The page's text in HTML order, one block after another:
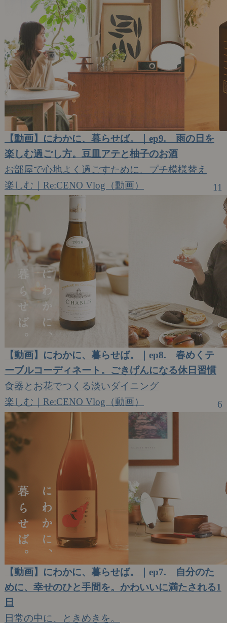
【動画】にわかに、暮らせば。｜ep9. 雨の日を
楽しむ過ごし方。豆皿アテと柚子のお酒
お部屋で心地よく過ごすために、プチ模様替え
楽しむ｜Re:CENO Vlog（動画）
11
【動画】にわかに、暮らせば。｜ep8. 春めくテ
ーブルコーディネート。ごきげんになる休日習慣
食器とお花でつくる淡いダイニング
楽しむ｜Re:CENO Vlog（動画）
6
【動画】にわかに、暮らせば。｜ep7. 自分のた
めに、幸せのひと手間を。かわいいに満たされる1
日
日常の中に、ときめきを。